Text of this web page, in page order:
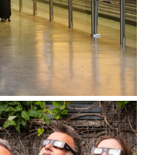
Íslands verða